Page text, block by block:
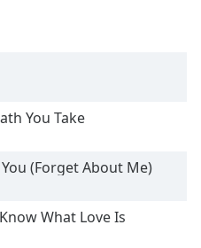
You Take
(Forget About Me)
What Love Is